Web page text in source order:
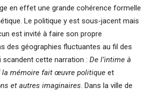
en effet une grande cohérence formelle
Le politique y est sous-jacent mais
est invité à faire son propre
des géographies fluctuantes au fil des
cette narration : De l’intime à
la mémoire fait œuvre politique et
et autres imaginaires. Dans la ville de